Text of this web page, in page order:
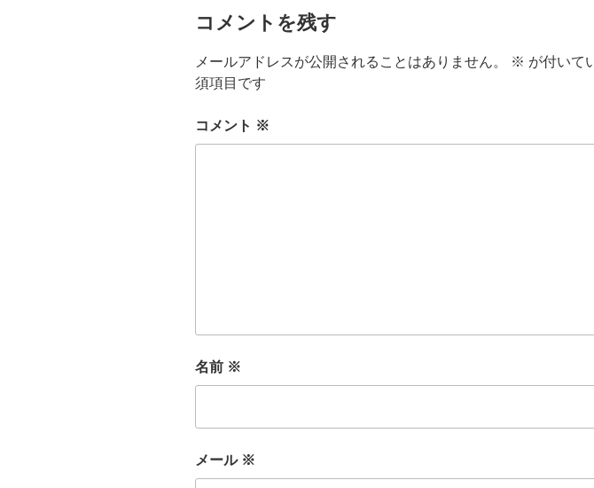
コメントを残す
メールアドレスが公開されることはありません。 ※ が付いて
須項目です
コメント ※
名前 ※
メール ※